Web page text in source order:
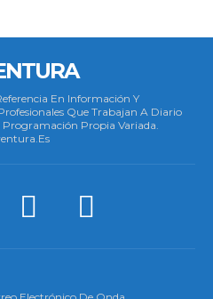
En Información Y
Que Trabajan A Diario
Programación Propia Variada.